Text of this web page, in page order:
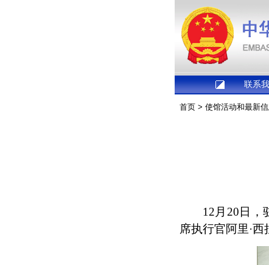
联系
首页 > 使馆活动和最新
12月20日，
席执行官阿里·西